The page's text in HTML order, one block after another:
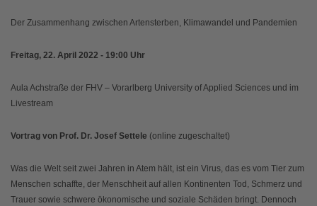
Der Zusammenhang zwischen Artensterben, Klimawandel und Pandemien
Freitag, 22. April 2022 - 19:00 Uhr
Aula Achstraße der FHV – Vorarlberg University of Applied Sciences und im
Livestream
Vortrag von Prof. Dr. Josef Settele (online zugeschaltet)
Was die Welt seit zwei Jahren in Atem hält, ist ein Virus, das es vom Tier zum
Menschen schaffte, der Menschheit auf allen Kontinenten Tod, Schmerz und
Trauer sowie schwere ökonomische und soziale Schäden bringt. Dennoch